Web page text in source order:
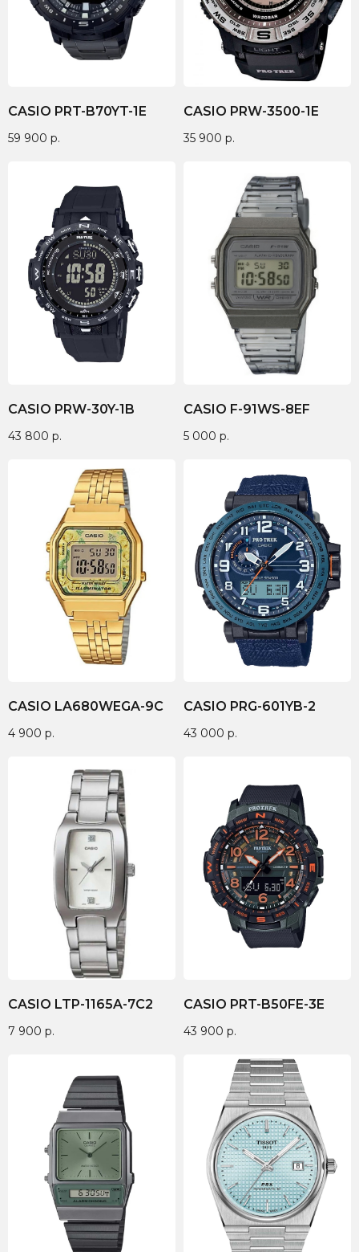
CASIO PRT-B70YT-1E
59 900 р.
CASIO PRW-3500-1E
35 900 р.
CASIO PRW-30Y-1B
43 800 р.
CASIO F-91WS-8EF
5 000 р.
CASIO LA680WEGA-9C
4 900 р.
CASIO PRG-601YB-2
43 000 р.
CASIO LTP-1165A-7C2
7 900 р.
CASIO PRT-B50FE-3E
43 900 р.
© 2017-2026 авторские права защищены Timesbery
Пользовательское соглашение
Оферта и политика конфиденциальности